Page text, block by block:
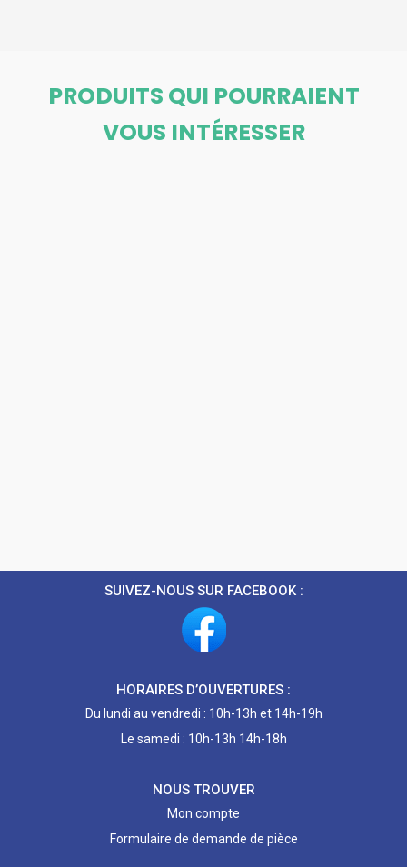
PRODUITS QUI POURRAIENT
VOUS INTÉRESSER
SUIVEZ-NOUS SUR FACEBOOK :
HORAIRES D’OUVERTURES :
Du lundi au vendredi : 10h-13h et 14h-19h
Le samedi : 10h-13h 14h-18h
NOUS TROUVER
Mon compte
Formulaire de demande de pièce